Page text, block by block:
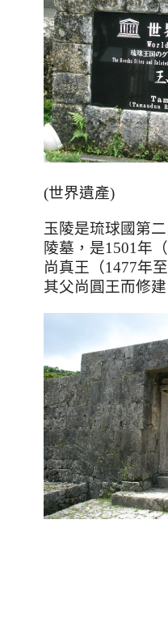
(世界遺產)
玉陵是琉球國第
陵墓 ， 是1501年
尚真王（1477年至
其父尚圓王而修建